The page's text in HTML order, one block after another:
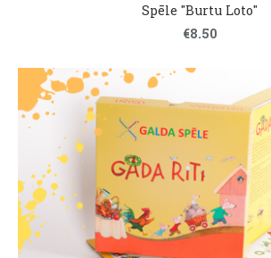
Spēle "Burtu Loto"
€8.50